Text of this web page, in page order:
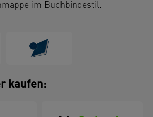
im Buchbindestil.
kaufen: